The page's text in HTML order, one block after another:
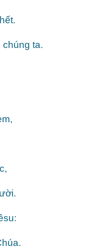
ta.